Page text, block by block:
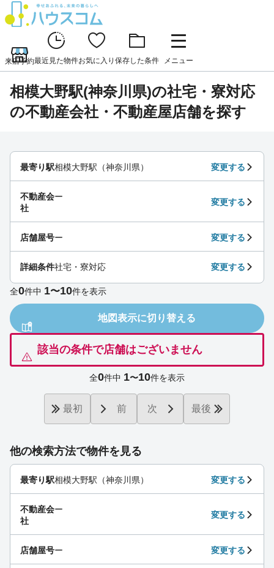
来店予約最近見た物件お気に入り 保存した条件 メニュー
相模大野駅(神奈川県)の社宅・寮対応
の不動産会社・不動産屋店舗を探す
該当の条件で店舗はございません
最寄り駅相模大野駅（神奈川県） 変更する
不動産会
社
ー
変更する
店舗屋号ー 変更する
詳細条件社宅・寮対応 変更する
全0件中 1〜10件を表示
地図表示に切り替える
全0件中 1〜10件を表示
最初 前 次 最後
他の検索方法で物件を見る
最寄り駅相模大野駅（神奈川県） 変更する
不動産会
社
ー
変更する
店舗屋号ー 変更する